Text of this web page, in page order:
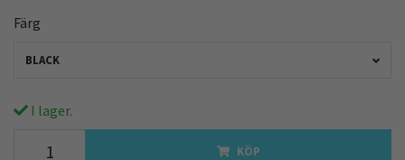
Färg
BLACK
I lager.
KÖP